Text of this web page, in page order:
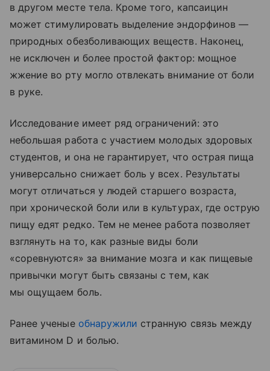
в другом месте тела. Кроме того, капсаицин
может стимулировать выделение эндорфинов —
природных обезболивающих веществ. Наконец,
не исключен и более простой фактор: мощное
жжение во рту могло отвлекать внимание от боли
в руке.
Исследование имеет ряд ограничений: это
небольшая работа с участием молодых здоровых
студентов, и она не гарантирует, что острая пища
универсально снижает боль у всех. Результаты
могут отличаться у людей старшего возраста,
при хронической боли или в культурах, где острую
пищу едят редко. Тем не менее работа позволяет
взглянуть на то, как разные виды боли
«соревнуются» за внимание мозга и как пищевые
привычки могут быть связаны с тем, как
мы ощущаем боль.
Ранее ученые обнаружили странную связь между
витамином D и болью.